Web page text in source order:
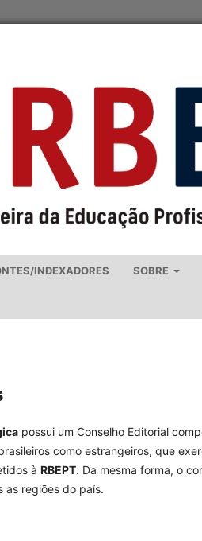
INDEXADORES SOBRE
possui um Conselho Editorial
como estrangeiros, que
à RBEPT. Da mesma forma, o
as regiões do país.